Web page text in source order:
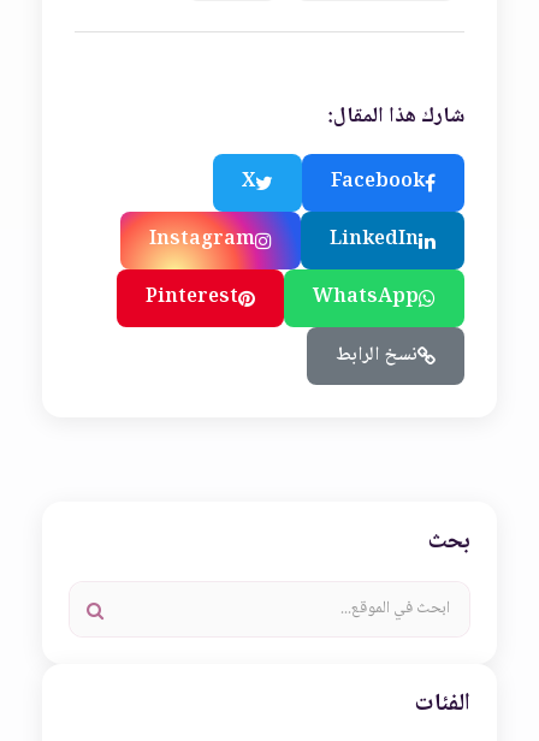
شارك هذا المقال:
Facebook
X
LinkedIn
Instagram
WhatsApp
Pinterest
نسخ الرابط
بحث
الفئات